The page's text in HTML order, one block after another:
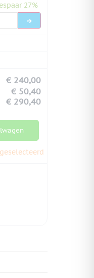
27%
€ 240,00
€ 50,40
€ 290,40